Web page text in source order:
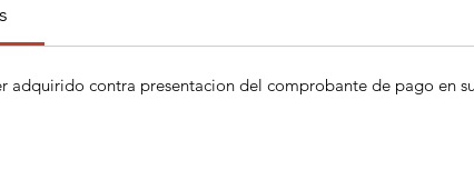
adquirido contra presentacion del comprobante de pago en